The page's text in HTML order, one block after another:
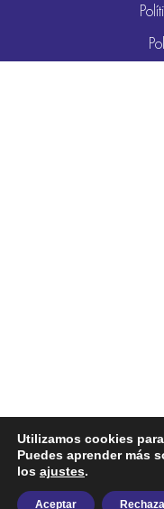
Utilizamos cookies
Puedes aprender más
los ajustes.
Aceptar